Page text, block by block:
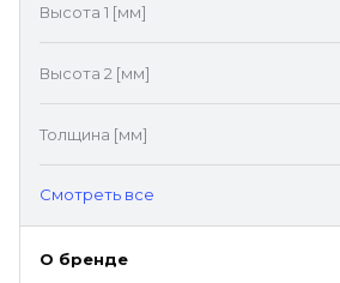
Высота 1 [мм]
Высота 2 [мм]
Толщина [мм]
Cмотреть все
О бренде